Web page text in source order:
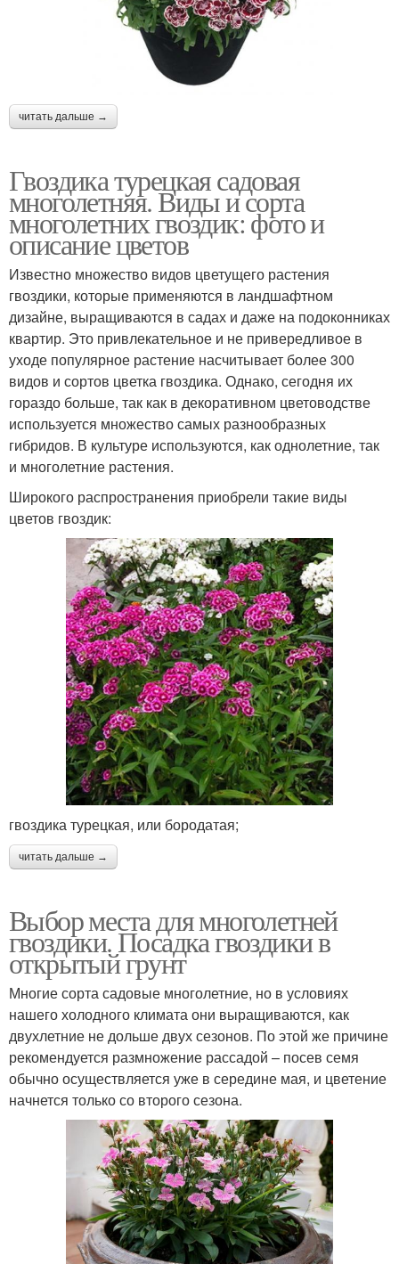
читать дальше →
Гвоздика турецкая садовая
многолетняя. Виды и сорта
многолетних гвоздик: фото и
описание цветов
Известно множество видов цветущего растения
гвоздики, которые применяются в ландшафтном
дизайне, выращиваются в садах и даже на подоконниках
квартир. Это привлекательное и не привередливое в
уходе популярное растение насчитывает более 300
видов и сортов цветка гвоздика. Однако, сегодня их
гораздо больше, так как в декоративном цветоводстве
используется множество самых разнообразных
гибридов. В культуре используются, как однолетние, так
и многолетние растения.
Широкого распространения приобрели такие виды
цветов гвоздик:
гвоздика турецкая, или бородатая;
читать дальше →
Выбор места для многолетней
гвоздики. Посадка гвоздики в
открытый грунт
Многие сорта садовые многолетние, но в условиях
нашего холодного климата они выращиваются, как
двухлетние не дольше двух сезонов. По этой же причине
рекомендуется размножение рассадой – посев семя
обычно осуществляется уже в середине мая, и цветение
начнется только со второго сезона.